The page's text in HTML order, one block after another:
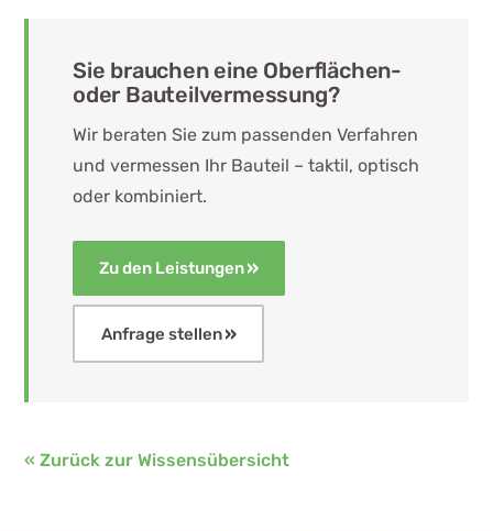
Sie brauchen eine Oberflächen-
oder Bauteilvermessung?
Wir beraten Sie zum passenden Verfahren
und vermessen Ihr Bauteil – taktil, optisch
oder kombiniert.
Zu den Leistungen
Anfrage stellen
« Zurück zur Wissensübersicht